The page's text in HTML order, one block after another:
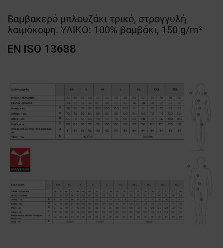
Βαμβακερό μπλουζάκι τρικό, στρογγυλή
λαιμόκοψη. ΥΛΙΚΟ: 100% βαμβάκι, 150 g/m²
EN ISO 13688